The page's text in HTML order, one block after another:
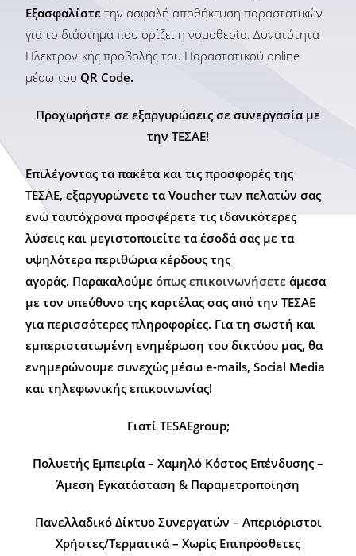
Εξασφαλίστετην ασφαλή αποθήκευση παραστατικών
για το διάστημα που ορίζει η νομοθεσία. Δυνατότητα
Ηλεκτρονικής προβολής του Παραστατικού online
μέσω τουQR Code.
Προχωρήστε σε εξαργυρώσεις σε συνεργασία με
την ΤΕΣΑΕ!
Επιλέγοντας τα πακέτα και τις προσφορές της
ΤΕΣΑΕ, εξαργυρώνετε τα Voucher των πελατών σας
ενώ ταυτόχρονα προσφέρετε τις ιδανικότερες
λύσεις και μεγιστοποιείτε τα έσοδά σας με τα
υψηλότερα περιθώρια κέρδους της
αγοράς. Παρακαλούμεόπως επικοινωνήσετε άμεσα
με τον υπεύθυνο της καρτέλας σας από την ΤΕΣΑΕ
για περισσότερες πληροφορίες. Για τη σωστή και
εμπεριστατωμένη ενημέρωση του δικτύου μας, θα
ενημερώνουμε συνεχώς μέσω e-mails, Social Media
και τηλεφωνικής επικοινωνίας!
Γιατί TESAEgroup;
Πολυετής Εμπειρία – Χαμηλό Κόστος Επένδυσης –
Άμεση Εγκατάσταση & Παραμετροποίηση
Πανελλαδικό Δίκτυο Συνεργατών – Απεριόριστοι
Χρήστες/Τερματικά – Χωρίς Επιπρόσθετες